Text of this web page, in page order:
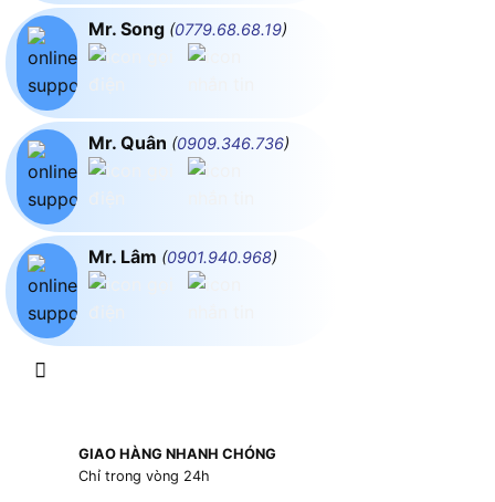
Mr. Song (0779.68.68.19)
Mr. Quân (0909.346.736)
Mr. Lâm (0901.940.968)
GIAO HÀNG NHANH CHÓNG
Chỉ trong vòng 24h